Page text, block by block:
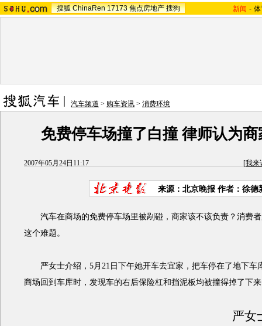
搜狐 ChinaRen 17173 焦点房地产 搜狗 新闻 -
汽车频道 > 购车资讯 > 消费环境
免费停车场撞了白撞 律师认为
2007年05月24日11:17 [我来
来源：北京晚报 作者：徐德
汽车在商场的免费停车场里被剐碰，商家该不该负责？消费者
这个难题。
严女士介绍，5月21日下午她开车去宜家，把车停在了地下车
商场回到车库时，发现车的右后保险杠和挡泥板均被撞得掉了下
严女